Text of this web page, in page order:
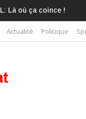
EST DÉJÀ
Actualité Politique